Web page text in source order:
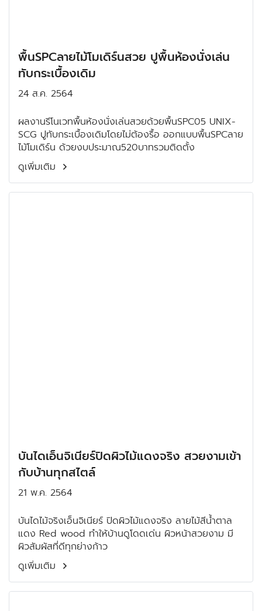
พื้นSPCลายไม้โมเดิร์นสวย ปูพื้นห้องนั่งเล่น
ทับกระเบื้องเดิม
24 ส.ค. 2564
ผลงานรีโนเวทพื้นห้องนั่งเล่นสวยด้วยพื้นSPC05 UNIX-
SCG ปูทับกระเบื้องเดิมโดยไม่ต้องรื้อ ออกแบบพื้นSPCลาย
ไม้โมเดิร์น ด้วยงบประมาณ520บาทรวมติดตั้ง
ดูเพิ่มเติม
บันไดเอ็นจิเนียร์ปิดผิวไม้แดงจริง สวยงามเข้า
กับบ้านทุกสไตล์
21 พ.ค. 2564
บันไดไม้จริงเอ็นจิเนียร์ ปิดผิวไม้แดงจริง ลายไม้สีน้ำตาล
แดง Red wood ทำให้บ้านดูโดดเด่น ผิวหน้าสวยงาม มี
ผิวสัมผัสที่ดีทุกย่างก้าว
ดูเพิ่มเติม